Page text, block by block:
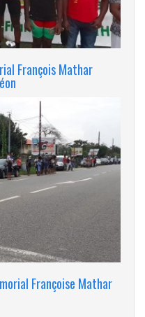
François Mathar
Françoise Mathar